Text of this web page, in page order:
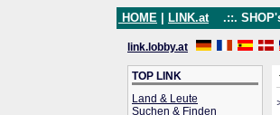
HOME LINK.at .::.
link.lobby.at
TOP LINK
Land & Leute
Suchen & Finden